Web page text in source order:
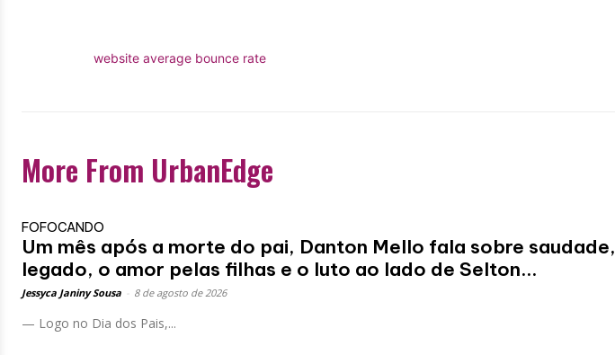
website average bounce rate
More From UrbanEdge
FOFOCANDO
Um mês após a morte do pai, Danton Mello fala sobre saudade,
legado, o amor pelas filhas e o luto ao lado de Selton...
Jessyca Janiny Sousa 8 de agosto de 2026
— Logo no Dia dos Pais,...